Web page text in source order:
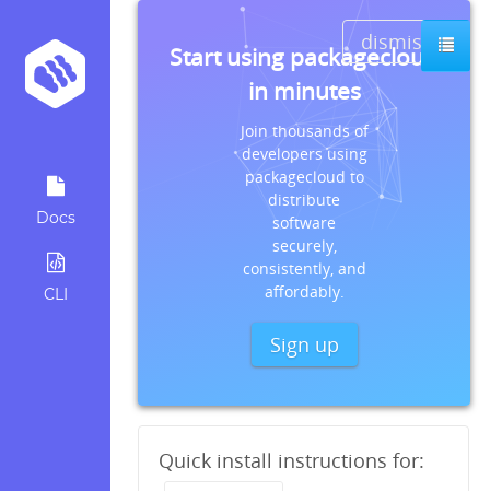
Docs
CLI
dismiss
Start using packagecloud
in minutes
Join thousands of
developers using
packagecloud to
distribute
software
securely,
consistently, and
affordably.
Sign up
Quick install instructions for: